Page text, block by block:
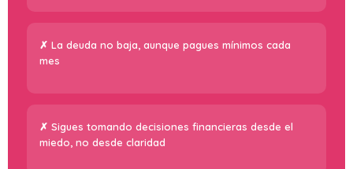
La deuda no baja, aunque pagues mínimos cada
mes
Sigues tomando decisiones financieras desde el
miedo, no desde claridad